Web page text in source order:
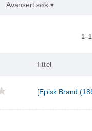
Avansert søk ▾
Tittel
[Episk Brand